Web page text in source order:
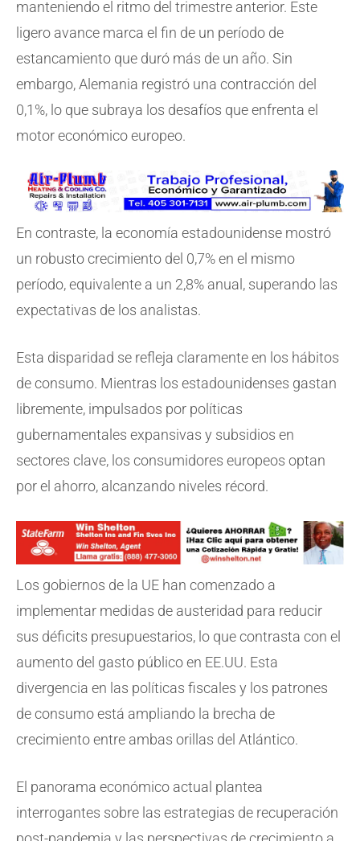
manteniendo el ritmo del trimestre anterior. Este
ligero avance marca el fin de un período de
estancamiento que duró más de un año. Sin
embargo, Alemania registró una contracción del
0,1%, lo que subraya los desafíos que enfrenta el
motor económico europeo.
En contraste, la economía estadounidense mostró
un robusto crecimiento del 0,7% en el mismo
período, equivalente a un 2,8% anual, superando las
expectativas de los analistas.
Esta disparidad se refleja claramente en los hábitos
de consumo. Mientras los estadounidenses gastan
libremente, impulsados por políticas
gubernamentales expansivas y subsidios en
sectores clave, los consumidores europeos optan
por el ahorro, alcanzando niveles récord.
Los gobiernos de la UE han comenzado a
implementar medidas de austeridad para reducir
sus déficits presupuestarios, lo que contrasta con el
aumento del gasto público en EE.UU. Esta
divergencia en las políticas fiscales y los patrones
de consumo está ampliando la brecha de
crecimiento entre ambas orillas del Atlántico.
El panorama económico actual plantea
interrogantes sobre las estrategias de recuperación